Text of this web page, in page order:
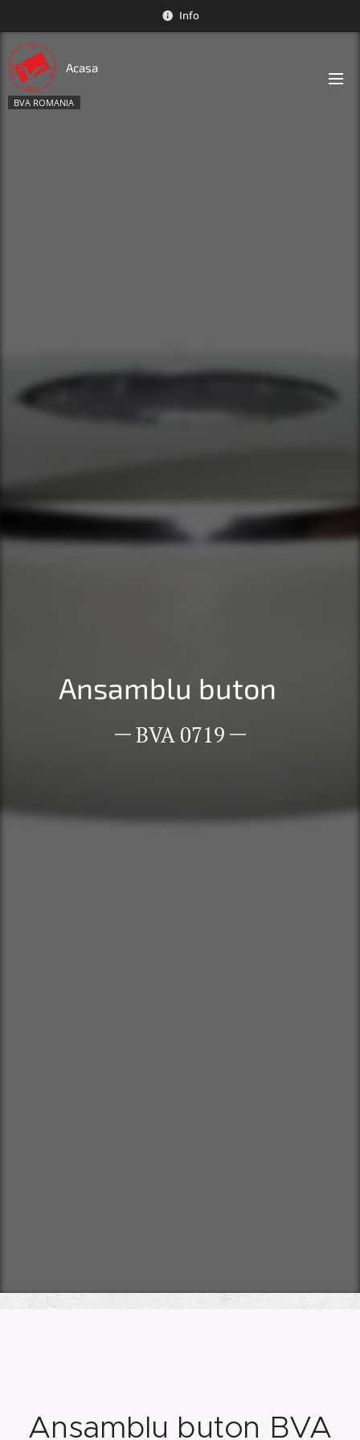
Info
Acasa
BVA ROMANIA
Ansamblu buton
BVA 0719
Ansamblu buton BVA